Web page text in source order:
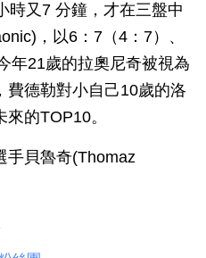
時又7 分鐘，才在三盤中
，以6：7（4：7）、
年21歲的拉奧尼奇被視為
費德勒對小自己10歲的洛
的TOP10。
手貝魯奇(Thomaz